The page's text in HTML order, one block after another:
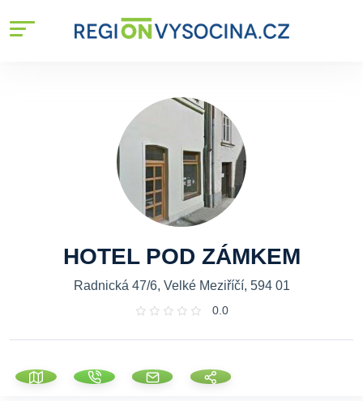
HOTEL POD ZÁMKEM
Radnická 47/6, Velké Meziříčí, 594 01
0.0